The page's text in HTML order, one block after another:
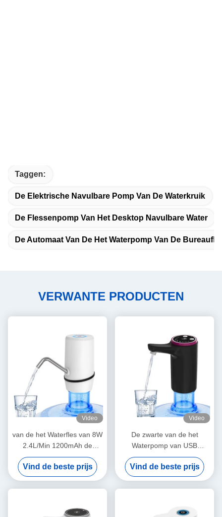
Taggen:
De Elektrische Navulbare Pomp Van De Waterkruik
De Flessenpomp Van Het Desktop Navulbare Water
De Automaat Van De Het Waterpomp Van De
VERWANTE PRODUCTEN
Video
van de het Waterfles van 8W
2.4L/Min 1200mAh de
Pompautomaat met
Decoratieve
Afkantingsbovenkant
Vind de beste prijs
Video
De zwarte van de het
Waterpomp van USB
Navulbare Automaat
800mAh voor Huisbureau
Vind de beste prijs